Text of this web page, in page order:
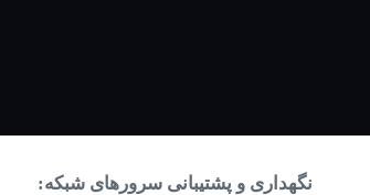
نگهداری و پشتیبانی سرورهای شبکه: